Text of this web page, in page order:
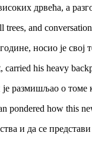
дрвећа, а
and
носио је свој
his heavy
размишљао о томе
pondered how this
и да се